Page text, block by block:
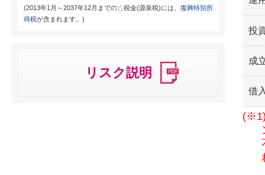
(2013年1月～2037年12月までの△税金(源泉税)には、 復興特別所
得税が含まれます。)
リスク説明
投
成
借
(※1)